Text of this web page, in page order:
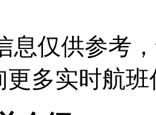
息仅供参考
更多实时航